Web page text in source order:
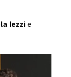
Iezzi e